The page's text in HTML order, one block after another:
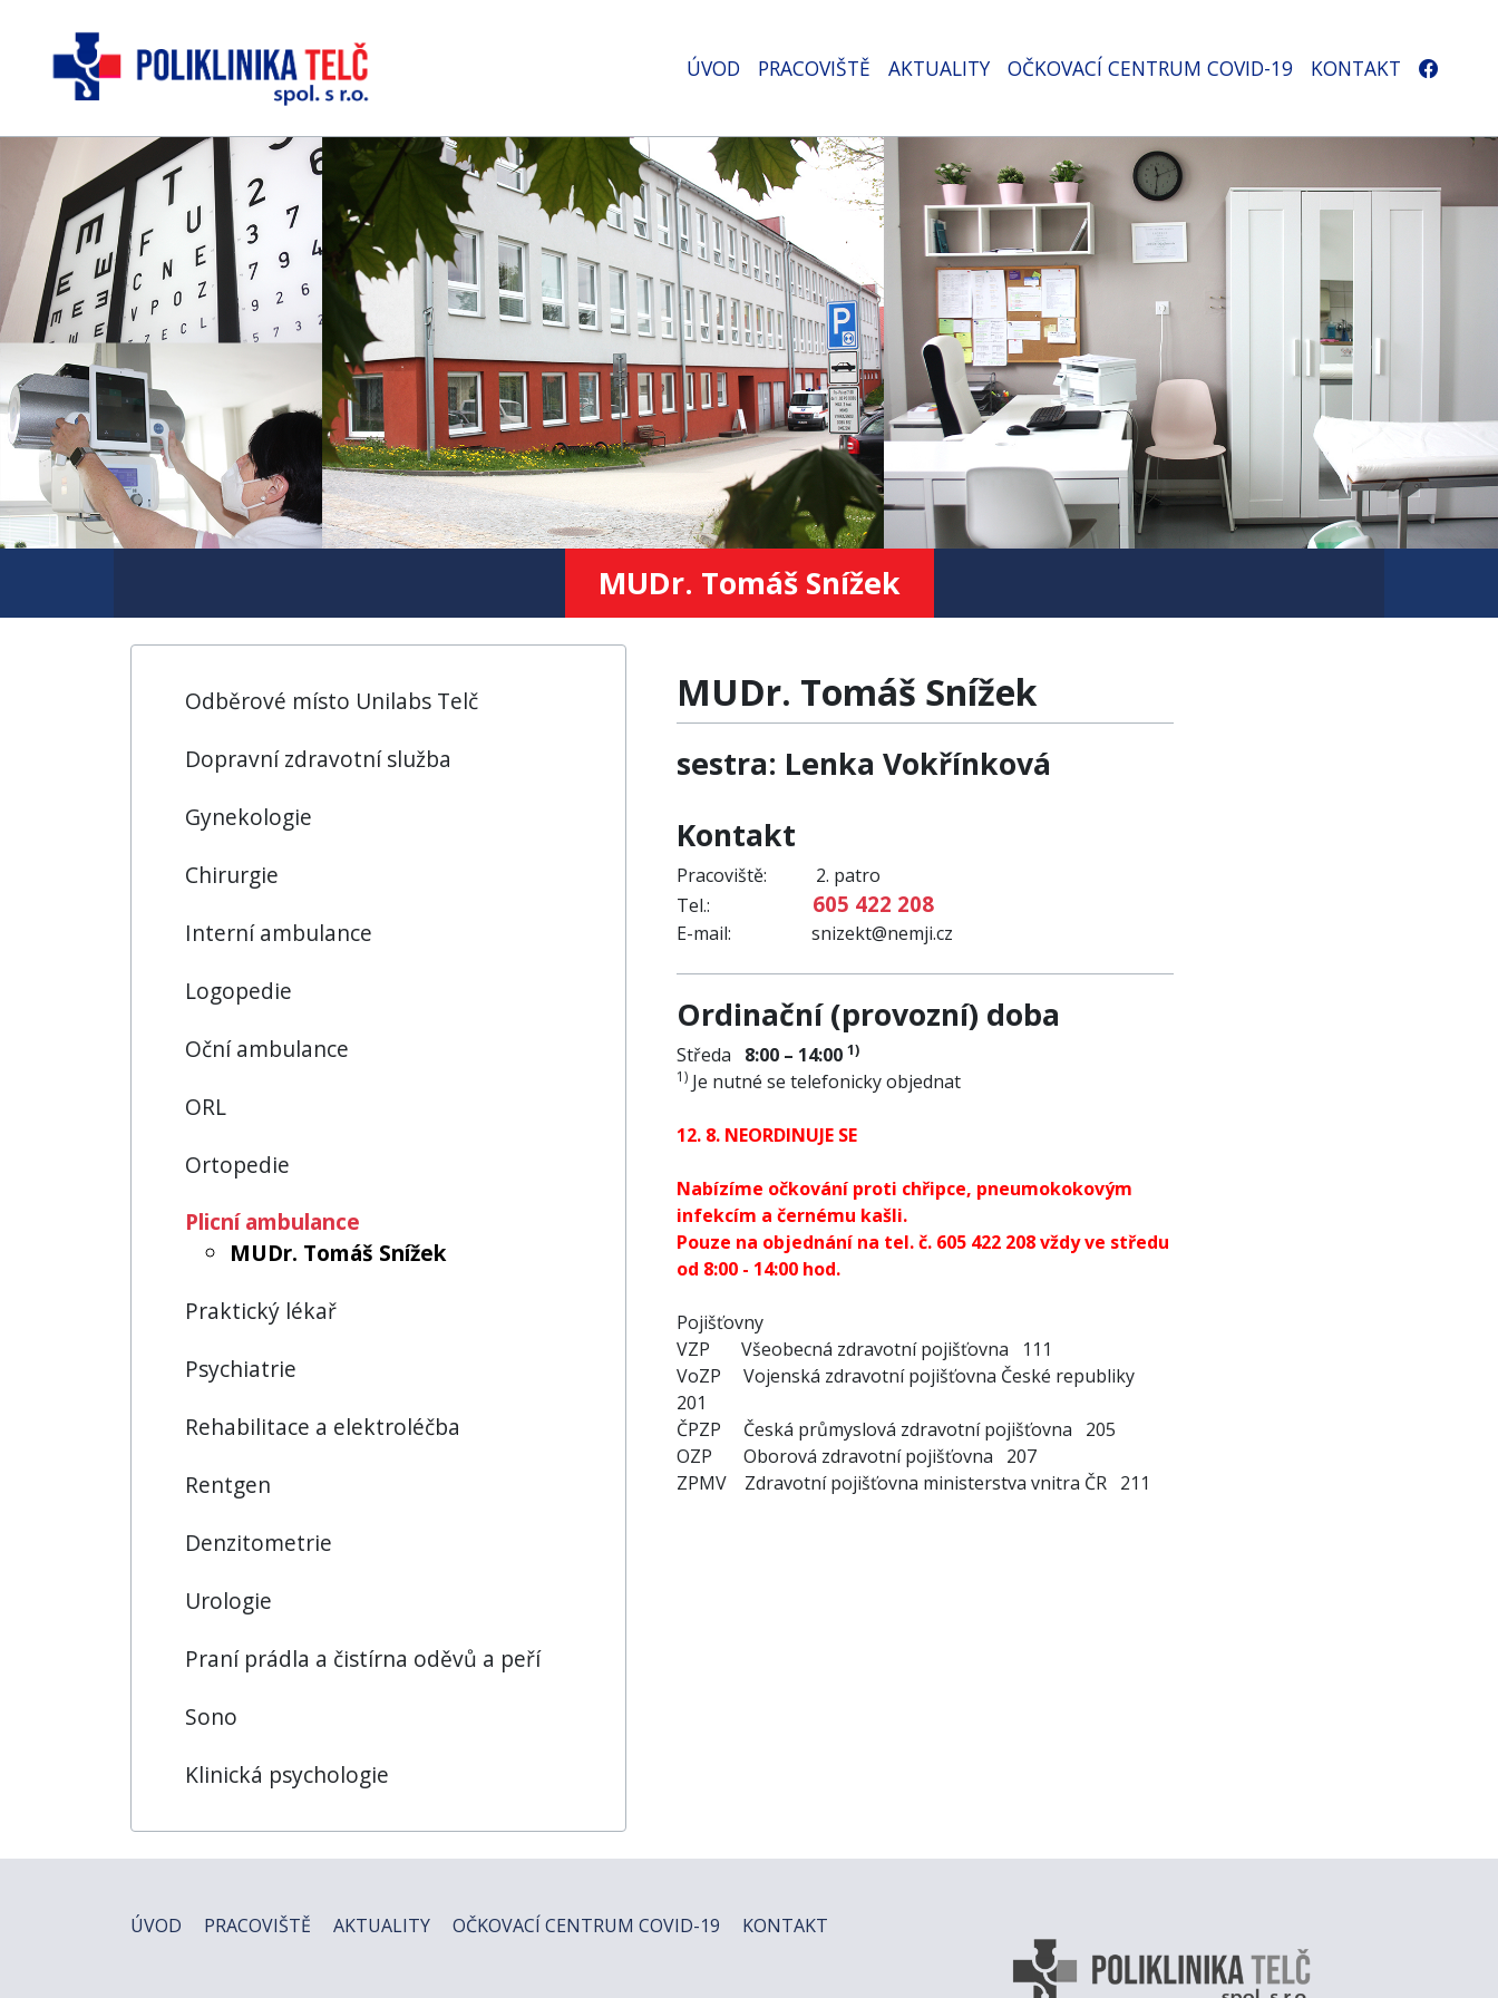
ÚVOD PRACOVIŠTĚ AKTUALITY OČKOVACÍ CENTRUM COVID-19 KONTAKT
MUDr. Tomáš Snížek
Odběrové místo Unilabs Telč
Dopravní zdravotní služba
Gynekologie
Chirurgie
Interní ambulance
Logopedie
Oční ambulance
ORL
Ortopedie
Plicní ambulance
MUDr. Tomáš Snížek
Praktický lékař
Psychiatrie
Rehabilitace a elektroléčba
Rentgen
Denzitometrie
Urologie
Praní prádla a čistírna oděvů a peří
Sono
Klinická psychologie
MUDr. Tomáš Snížek
sestra: Lenka Vokřínková
Kontakt
Pracoviště: 2. patro
Tel.:
605 422 208
E-mail: snizekt@nemji.cz
Ordinační (provozní) doba
Středa 8:00 – 14:00 1)
1) Je nutné se telefonicky objednat
12. 8. NEORDINUJE SE
Nabízíme očkování proti chřipce, pneumokokovým
infekcím a černému kašli.
Pouze na objednání na tel. č. 605 422 208 vždy ve středu
od 8:00 - 14:00 hod.
Pojišťovny
VZP Všeobecná zdravotní pojišťovna 111
VoZP Vojenská zdravotní pojišťovna České republiky
201
ČPZP Česká průmyslová zdravotní pojišťovna 205
OZP Oborová zdravotní pojišťovna 207
ZPMV Zdravotní pojišťovna ministerstva vnitra ČR 211
ÚVOD PRACOVIŠTĚ AKTUALITY OČKOVACÍ CENTRUM COVID-19 KONTAKT